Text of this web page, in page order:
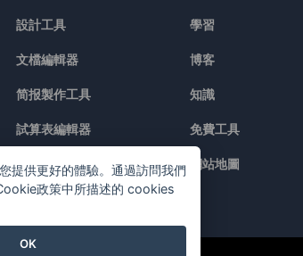
設計工具
文檔編輯器
简报製作工具
試算表編輯器
價格
學習
博客
知識
免費工具
網站地圖
提供更好的體驗。通過訪問我們
政策中所描述的 cookies
OK